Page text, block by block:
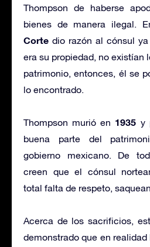
Thompson de haberse
bienes de manera ilegal.
Corte dio razón al cónsul
era su propiedad, no existían
patrimonio, entonces, él se
lo encontrado.
Thompson murió en 1935 y
buena parte del
gobierno mexicano. De
creen que el cónsul
total falta de respeto,
Acerca de los sacrificios,
demonstrado que en